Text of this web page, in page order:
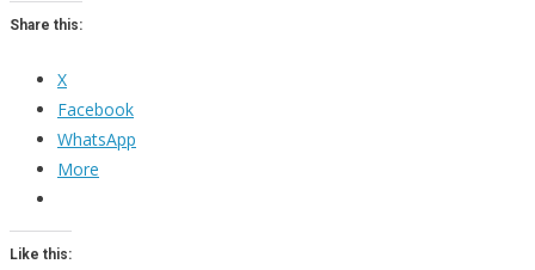
Share this:
X
Facebook
WhatsApp
More
Like this: